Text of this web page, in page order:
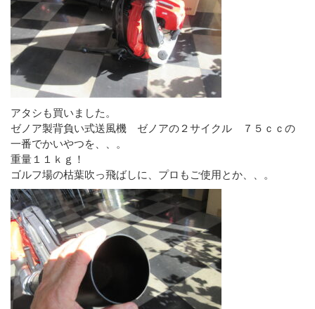
アタシも買いました。
ゼノア製背負い式送風機 ゼノアの２サイクル ７５ｃｃの
一番でかいやつを、、。
重量１１ｋｇ！
ゴルフ場の枯葉吹っ飛ばしに、プロもご使用とか、、。